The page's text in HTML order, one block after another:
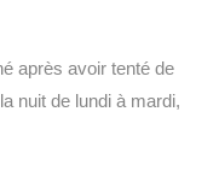
après avoir tenté de
nuit de lundi à mardi,